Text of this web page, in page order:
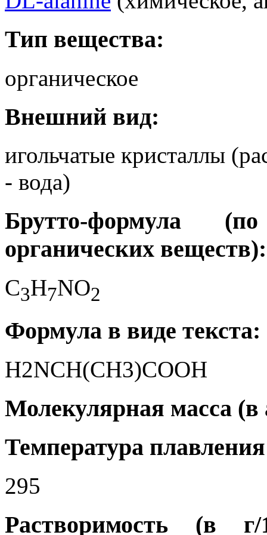
Тип вещества:
органическое
Внешний вид:
игольчатые кристаллы
- вода)
Брутто-формула
органических веществ):
C3H7NO2
Формула в виде текста:
H2NCH(CH3)COOH
Молекулярная масса (в
Температура
295
Растворимость (в